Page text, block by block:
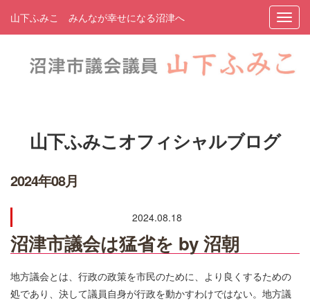
山下ふみこ みんなが幸せになる沼津へ
山下ふみこオフィシャルブログ
2024年08月
2024.08.18
沼津市議会は猛省を by 沼朝
地方議会とは、行政の政策を市民のために、より良くするための
処であり、決して議員自身が行政を動かすわけではない。地方議